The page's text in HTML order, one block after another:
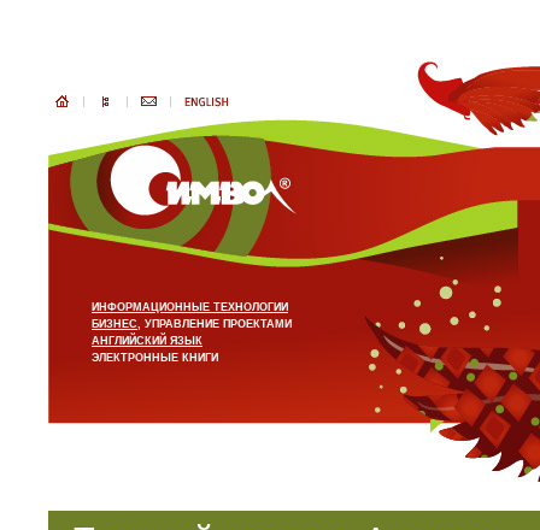
ИНФОРМАЦИОННЫЕ ТЕХНОЛОГИИ
БИЗНЕС, УПРАВЛЕНИЕ ПРОЕКТАМИ
АНГЛИЙСКИЙ ЯЗЫК
ЭЛЕКТРОННЫЕ КНИГИ